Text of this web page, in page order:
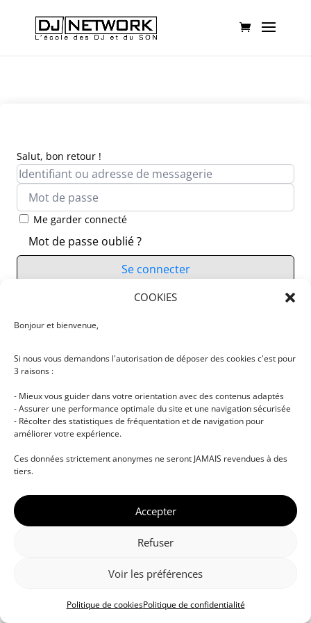
COOKIES
Bonjour et bienvenue,
Si nous vous demandons l'autorisation de déposer des cookies c'est pour
3 raisons :
- Mieux vous guider dans votre orientation avec des contenus adaptés
- Assurer une performance optimale du site et une navigation sécurisée
- Récolter des statistiques de fréquentation et de navigation pour
améliorer votre expérience.
Ces données strictement anonymes ne seront JAMAIS revendues à des
tiers.
Accepter
Refuser
Voir les préférences
Politique de cookiesPolitique de confidentialité
Salut, bon retour !
Me garder connecté
Mot de passe oublié ?
Se connecter
Vous n’avez pas de compte ?
musicale • Certifications professionnelles • Paris •